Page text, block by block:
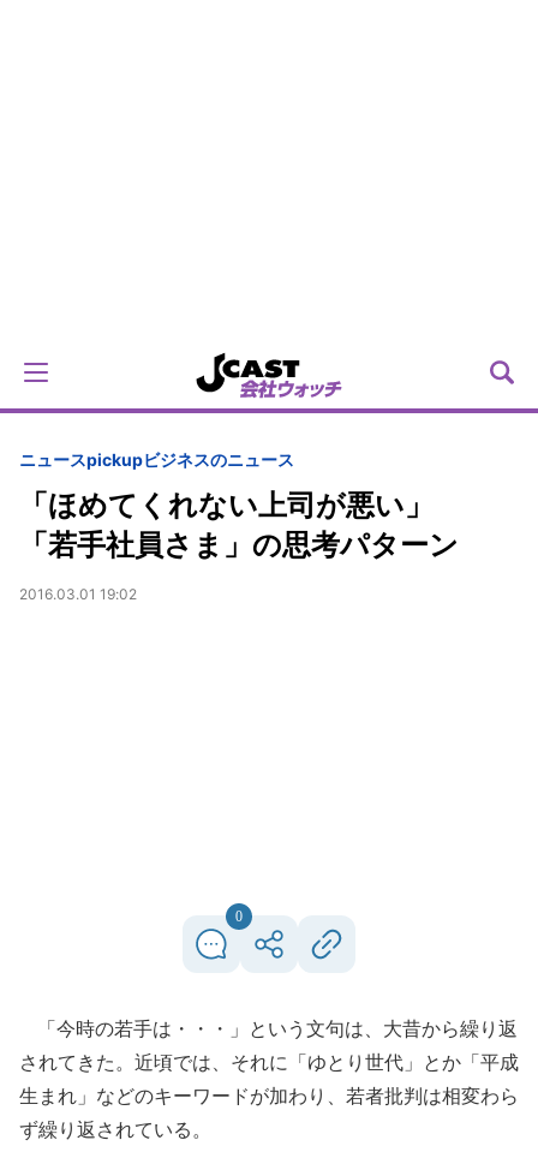
ニュースpickupビジネスのニュース
「ほめてくれない上司が悪い」
「若手社員さま」の思考パターン
2016.03.01 19:02
0
「今時の若手は・・・」という文句は、大昔から繰り返
されてきた。近頃では、それに「ゆとり世代」とか「平成
生まれ」などのキーワードが加わり、若者批判は相変わら
ず繰り返されている。